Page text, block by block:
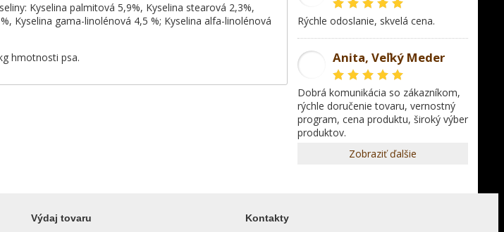
rýchle odoslanie, skvelá cena.
Anita, Veľký Meder
dobrá komunikácia so zákazníkom,
rýchle doručenie tovaru, vernostný
program, cena produktu, široký výber
produktov.
Zobraziť ďalšie
Kyselina palmitová 5,9%, Kyselina stearová 2,3%,
Kyselina gama-linolénová 4,5 %; Kyselina alfa-linolénová
hmotnosti psa.
Výdaj tovaru Kontakty